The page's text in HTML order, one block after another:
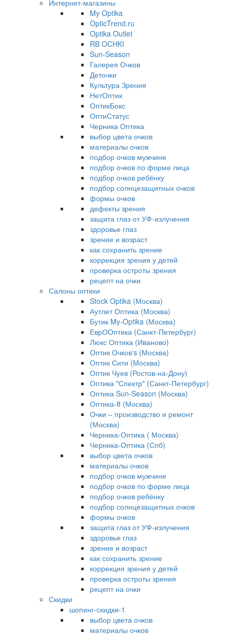
Интернет-магазины
My Optika
OpticTrend.ru
Optika Outlet
RB OCHKI
Sun-Season
Галерея Очков
Деточки
Культура Зрения
НетОптик
ОптикБокс
ОптиСтатус
Черника Оптика
выбор цвета очков
материалы очков
подбор очков мужчине
подбор очков по форме лица
подбор очков ребёнку
подбор солнцезащитных очков
формы очков
дефекты зрения
защита глаз от УФ-излучения
здоровье глаз
зрение и возраст
как сохранить зрение
коррекция зрения у детей
проверка остроты зрения
рецепт на очки
Салоны оптики
Stock Optika (Москва)
Аутлет Оптика (Москва)
Бутик My-Optika (Москва)
ЕврООптика (Санкт-Петербург)
Люкс Оптика (Иваново)
Оптик Очков's (Москва)
Оптик Сити (Москва)
Оптик Чуев (Ростов-на-Дону)
Оптика "Спектр" (Санкт-Петербург)
Оптика Sun-Season (Москва)
Оптика-8 (Москва)
Очки – производство и ремонт
(Москва)
Черника-Оптика ( Москва)
Черника-Оптика (Спб)
выбор цвета очков
материалы очков
подбор очков мужчине
подбор очков по форме лица
подбор очков ребёнку
подбор солнцезащитных очков
формы очков
защита глаз от УФ-излучения
здоровье глаз
зрение и возраст
как сохранить зрение
коррекция зрения у детей
проверка остроты зрения
рецепт на очки
Скидки
шопинг-скидки-1
выбор цвета очков
материалы очков